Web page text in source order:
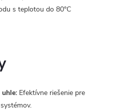
s teplotou do 80°C
uhle: Efektívne riešenie pre